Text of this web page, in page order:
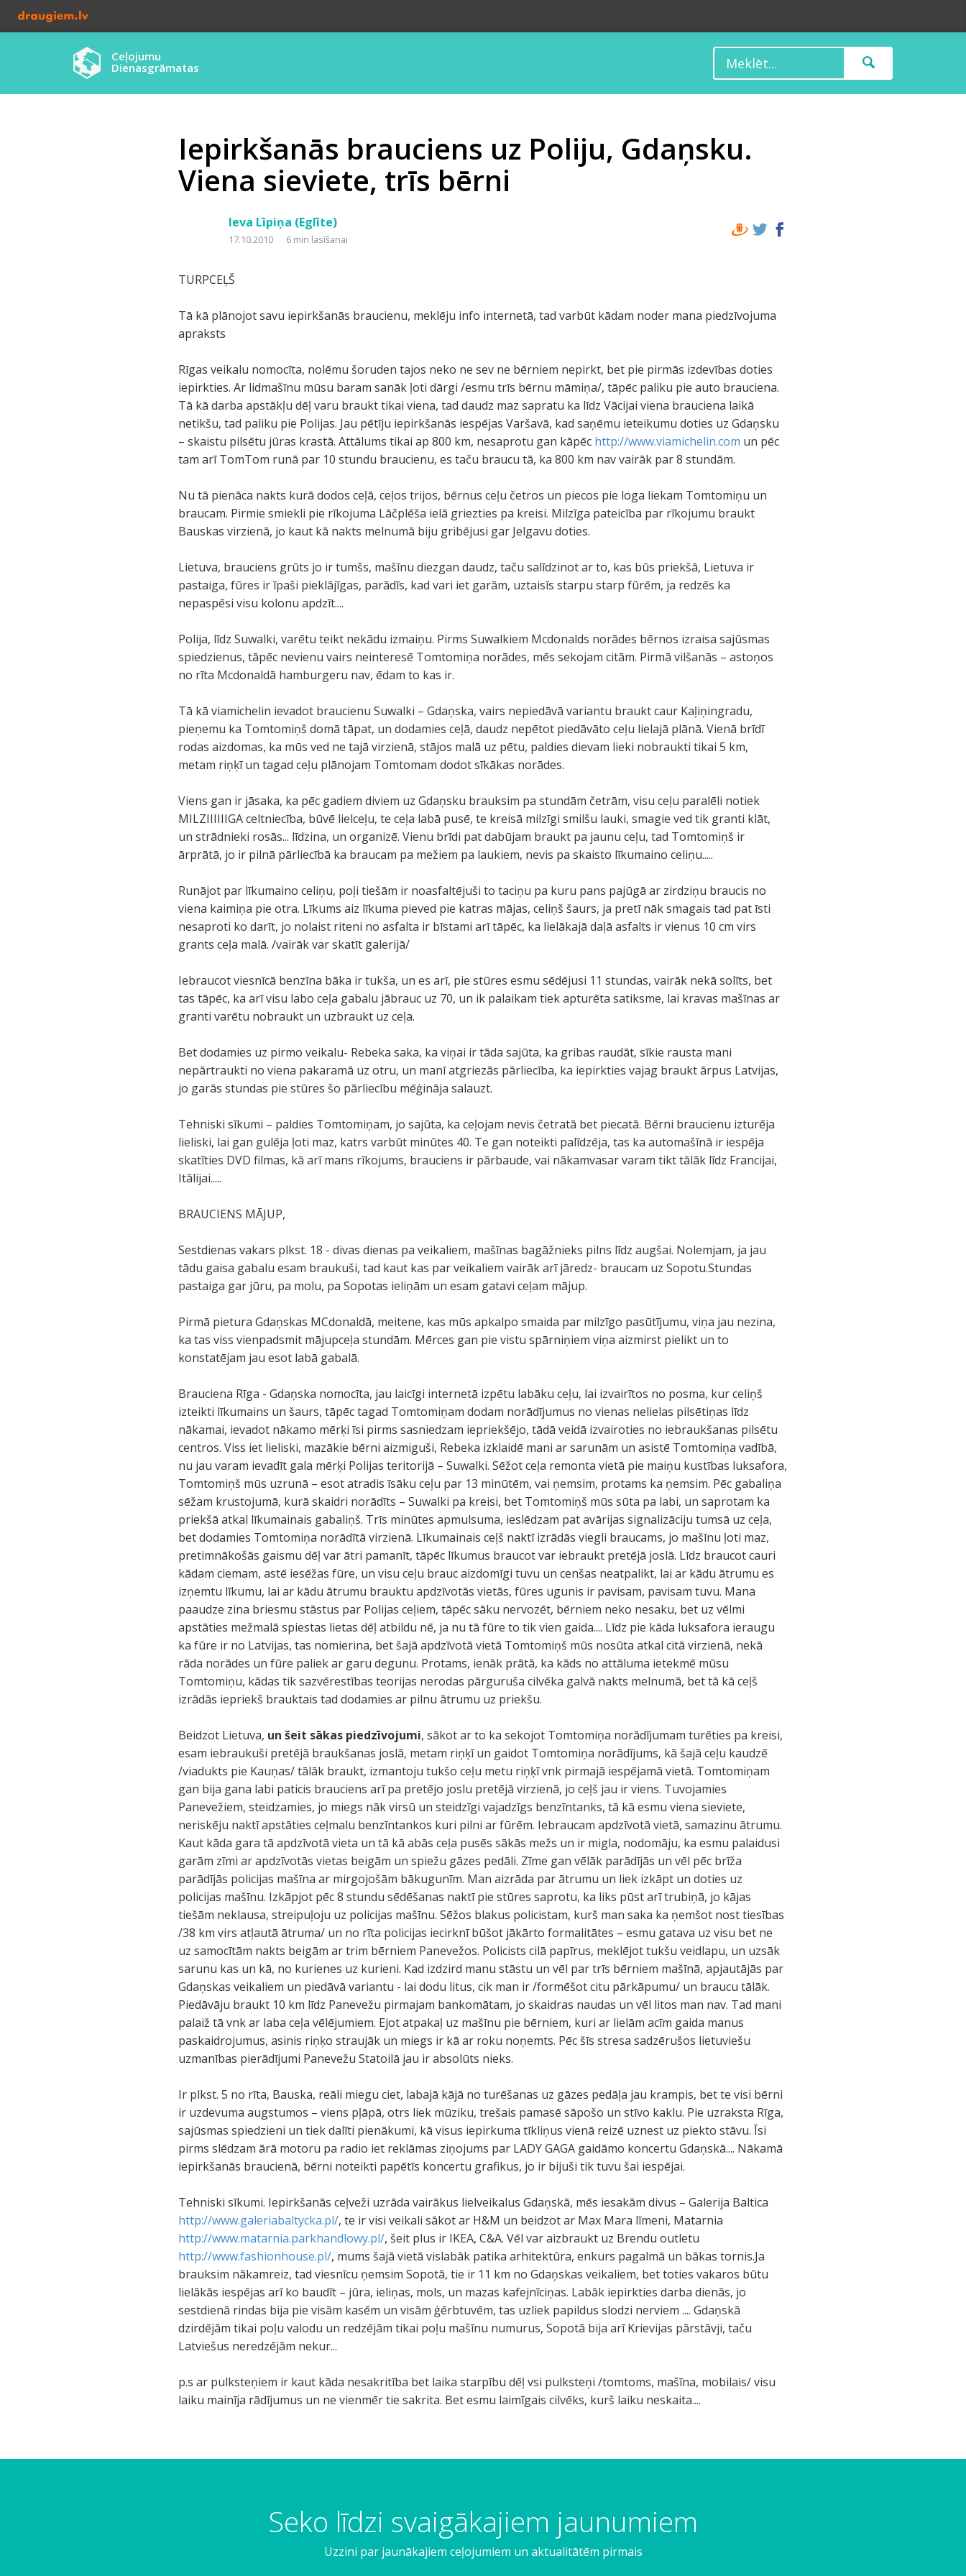
Ceļojumu
Dienasgrāmatas
Iepirkšanās brauciens uz Poliju, Gdaņsku.
Viena sieviete, trīs bērni
Ieva Līpiņa (Eglīte)
17.10.2010 6 min lasīšanai
TURPCEĻŠ
Tā kā plānojot savu iepirkšanās braucienu, meklēju info internetā, tad varbūt kādam noder mana piedzīvojuma
apraksts
Rīgas veikalu nomocīta, nolēmu šoruden tajos neko ne sev ne bērniem nepirkt, bet pie pirmās izdevības doties
iepirkties. Ar lidmašīnu mūsu baram sanāk ļoti dārgi /esmu trīs bērnu māmiņa/, tāpēc paliku pie auto brauciena.
Tā kā darba apstākļu dēļ varu braukt tikai viena, tad daudz maz sapratu ka līdz Vācijai viena brauciena laikā
netikšu, tad paliku pie Polijas. Jau pētīju iepirkšanās iespējas Varšavā, kad saņēmu ieteikumu doties uz Gdaņsku
– skaistu pilsētu jūras krastā. Attālums tikai ap 800 km, nesaprotu gan kāpēc http://www.viamichelin.com un pēc
tam arī TomTom runā par 10 stundu braucienu, es taču braucu tā, ka 800 km nav vairāk par 8 stundām.
Nu tā pienāca nakts kurā dodos ceļā, ceļos trijos, bērnus ceļu četros un piecos pie loga liekam Tomtomiņu un
braucam. Pirmie smiekli pie rīkojuma Lāčplēša ielā griezties pa kreisi. Milzīga pateicība par rīkojumu braukt
Bauskas virzienā, jo kaut kā nakts melnumā biju gribējusi gar Jelgavu doties.
Lietuva, brauciens grūts jo ir tumšs, mašīnu diezgan daudz, taču salīdzinot ar to, kas būs priekšā, Lietuva ir
pastaiga, fūres ir īpaši pieklājīgas, parādīs, kad vari iet garām, uztaisīs starpu starp fūrēm, ja redzēs ka
nepaspēsi visu kolonu apdzīt....
Polija, līdz Suwalki, varētu teikt nekādu izmaiņu. Pirms Suwalkiem Mcdonalds norādes bērnos izraisa sajūsmas
spiedzienus, tāpēc nevienu vairs neinteresē Tomtomiņa norādes, mēs sekojam citām. Pirmā vilšanās – astoņos
no rīta Mcdonaldā hamburgeru nav, ēdam to kas ir.
Tā kā viamichelin ievadot braucienu Suwalki – Gdaņska, vairs nepiedāvā variantu braukt caur Kaļiņingradu,
pieņemu ka Tomtomiņš domā tāpat, un dodamies ceļā, daudz nepētot piedāvāto ceļu lielajā plānā. Vienā brīdī
rodas aizdomas, ka mūs ved ne tajā virzienā, stājos malā uz pētu, paldies dievam lieki nobraukti tikai 5 km,
metam riņķī un tagad ceļu plānojam Tomtomam dodot sīkākas norādes.
Viens gan ir jāsaka, ka pēc gadiem diviem uz Gdaņsku brauksim pa stundām četrām, visu ceļu paralēli notiek
MILZIIIIIIGA celtniecība, būvē lielceļu, te ceļa labā pusē, te kreisā milzīgi smilšu lauki, smagie ved tik granti klāt,
un strādnieki rosās... līdzina, un organizē. Vienu brīdi pat dabūjam braukt pa jaunu ceļu, tad Tomtomiņš ir
ārprātā, jo ir pilnā pārliecībā ka braucam pa mežiem pa laukiem, nevis pa skaisto līkumaino celiņu.....
Runājot par līkumaino celiņu, poļi tiešām ir noasfaltējuši to taciņu pa kuru pans pajūgā ar zirdziņu braucis no
viena kaimiņa pie otra. Līkums aiz līkuma pieved pie katras mājas, celiņš šaurs, ja pretī nāk smagais tad pat īsti
nesaproti ko darīt, jo nolaist riteni no asfalta ir bīstami arī tāpēc, ka lielākajā daļā asfalts ir vienus 10 cm virs
grants ceļa malā. /vairāk var skatīt galerijā/
Iebraucot viesnīcā benzīna bāka ir tukša, un es arī, pie stūres esmu sēdējusi 11 stundas, vairāk nekā solīts, bet
tas tāpēc, ka arī visu labo ceļa gabalu jābrauc uz 70, un ik palaikam tiek apturēta satiksme, lai kravas mašīnas ar
granti varētu nobraukt un uzbraukt uz ceļa.
Bet dodamies uz pirmo veikalu- Rebeka saka, ka viņai ir tāda sajūta, ka gribas raudāt, sīkie rausta mani
nepārtraukti no viena pakaramā uz otru, un manī atgriezās pārliecība, ka iepirkties vajag braukt ārpus Latvijas,
jo garās stundas pie stūres šo pārliecību mēģināja salauzt.
Tehniski sīkumi – paldies Tomtomiņam, jo sajūta, ka ceļojam nevis četratā bet piecatā. Bērni braucienu izturēja
lieliski, lai gan gulēja ļoti maz, katrs varbūt minūtes 40. Te gan noteikti palīdzēja, tas ka automašīnā ir iespēja
skatīties DVD filmas, kā arī mans rīkojums, brauciens ir pārbaude, vai nākamvasar varam tikt tālāk līdz Francijai,
Itālijai.....
BRAUCIENS MĀJUP,
Sestdienas vakars plkst. 18 - divas dienas pa veikaliem, mašīnas bagāžnieks pilns līdz augšai. Nolemjam, ja jau
tādu gaisa gabalu esam braukuši, tad kaut kas par veikaliem vairāk arī jāredz- braucam uz Sopotu.Stundas
pastaiga gar jūru, pa molu, pa Sopotas ieliņām un esam gatavi ceļam mājup.
Pirmā pietura Gdaņskas MCdonaldā, meitene, kas mūs apkalpo smaida par milzīgo pasūtījumu, viņa jau nezina,
ka tas viss vienpadsmit mājupceļa stundām. Mērces gan pie vistu spārniņiem viņa aizmirst pielikt un to
konstatējam jau esot labā gabalā.
Brauciena Rīga - Gdaņska nomocīta, jau laicīgi internetā izpētu labāku ceļu, lai izvairītos no posma, kur celiņš
izteikti līkumains un šaurs, tāpēc tagad Tomtomiņam dodam norādījumus no vienas nelielas pilsētiņas līdz
nākamai, ievadot nākamo mērķi īsi pirms sasniedzam iepriekšējo, tādā veidā izvairoties no iebraukšanas pilsētu
centros. Viss iet lieliski, mazākie bērni aizmiguši, Rebeka izklaidē mani ar sarunām un asistē Tomtomiņa vadībā,
nu jau varam ievadīt gala mērķi Polijas teritorijā – Suwalki. Sēžot ceļa remonta vietā pie maiņu kustības luksafora,
Tomtomiņš mūs uzrunā – esot atradis īsāku ceļu par 13 minūtēm, vai ņemsim, protams ka ņemsim. Pēc gabaliņa
sēžam krustojumā, kurā skaidri norādīts – Suwalki pa kreisi, bet Tomtomiņš mūs sūta pa labi, un saprotam ka
priekšā atkal līkumainais gabaliņš. Trīs minūtes apmulsuma, ieslēdzam pat avārijas signalizāciju tumsā uz ceļa,
bet dodamies Tomtomiņa norādītā virzienā. Līkumainais ceļš naktī izrādās viegli braucams, jo mašīnu ļoti maz,
pretimnākošās gaismu dēļ var ātri pamanīt, tāpēc līkumus braucot var iebraukt pretējā joslā. Līdz braucot cauri
kādam ciemam, astē iesēžas fūre, un visu ceļu brauc aizdomīgi tuvu un cenšas neatpalikt, lai ar kādu ātrumu es
izņemtu līkumu, lai ar kādu ātrumu brauktu apdzīvotās vietās, fūres ugunis ir pavisam, pavisam tuvu. Mana
paaudze zina briesmu stāstus par Polijas ceļiem, tāpēc sāku nervozēt, bērniem neko nesaku, bet uz vēlmi
apstāties mežmalā spiestas lietas dēļ atbildu nē, ja nu tā fūre to tik vien gaida.... Līdz pie kāda luksafora ieraugu
ka fūre ir no Latvijas, tas nomierina, bet šajā apdzīvotā vietā Tomtomiņš mūs nosūta atkal citā virzienā, nekā
rāda norādes un fūre paliek ar garu degunu. Protams, ienāk prātā, ka kāds no attāluma ietekmē mūsu
Tomtomiņu, kādas tik sazvērestības teorijas nerodas pārguruša cilvēka galvā nakts melnumā, bet tā kā ceļš
izrādās iepriekš brauktais tad dodamies ar pilnu ātrumu uz priekšu.
Beidzot Lietuva, un šeit sākas piedzīvojumi, sākot ar to ka sekojot Tomtomiņa norādījumam turēties pa kreisi,
esam iebraukuši pretējā braukšanas joslā, metam riņķī un gaidot Tomtomiņa norādījums, kā šajā ceļu kaudzē
/viadukts pie Kauņas/ tālāk braukt, izmantoju tukšo ceļu metu riņķī vnk pirmajā iespējamā vietā. Tomtomiņam
gan bija gana labi paticis brauciens arī pa pretējo joslu pretējā virzienā, jo ceļš jau ir viens. Tuvojamies
Panevežiem, steidzamies, jo miegs nāk virsū un steidzīgi vajadzīgs benzīntanks, tā kā esmu viena sieviete,
neriskēju naktī apstāties ceļmalu benzīntankos kuri pilni ar fūrēm. Iebraucam apdzīvotā vietā, samazinu ātrumu.
Kaut kāda gara tā apdzīvotā vieta un tā kā abās ceļa pusēs sākās mežs un ir migla, nodomāju, ka esmu palaidusi
garām zīmi ar apdzīvotās vietas beigām un spiežu gāzes pedāli. Zīme gan vēlāk parādījās un vēl pēc brīža
parādījās policijas mašīna ar mirgojošām bākugunīm. Man aizrāda par ātrumu un liek izkāpt un doties uz
policijas mašīnu. Izkāpjot pēc 8 stundu sēdēšanas naktī pie stūres saprotu, ka liks pūst arī trubiņā, jo kājas
tiešām neklausa, streipuļoju uz policijas mašīnu. Sēžos blakus policistam, kurš man saka ka ņemšot nost tiesības
/38 km virs atļautā ātruma/ un no rīta policijas iecirknī būšot jākārto formalitātes – esmu gatava uz visu bet ne
uz samocītām nakts beigām ar trim bērniem Panevežos. Policists cilā papīrus, meklējot tukšu veidlapu, un uzsāk
sarunu kas un kā, no kurienes uz kurieni. Kad izdzird manu stāstu un vēl par trīs bērniem mašīnā, apjautājās par
Gdaņskas veikaliem un piedāvā variantu - lai dodu litus, cik man ir /formēšot citu pārkāpumu/ un braucu tālāk.
Piedāvāju braukt 10 km līdz Panevežu pirmajam bankomātam, jo skaidras naudas un vēl litos man nav. Tad mani
palaiž tā vnk ar laba ceļa vēlējumiem. Ejot atpakaļ uz mašīnu pie bērniem, kuri ar lielām acīm gaida manus
paskaidrojumus, asinis riņķo straujāk un miegs ir kā ar roku noņemts. Pēc šīs stresa sadzērušos lietuviešu
uzmanības pierādījumi Panevežu Statoilā jau ir absolūts nieks.
Ir plkst. 5 no rīta, Bauska, reāli miegu ciet, labajā kājā no turēšanas uz gāzes pedāļa jau krampis, bet te visi bērni
ir uzdevuma augstumos – viens pļāpā, otrs liek mūziku, trešais pamasē sāpošo un stīvo kaklu. Pie uzraksta Rīga,
sajūsmas spiedzieni un tiek dalīti pienākumi, kā visus iepirkuma tīkliņus vienā reizē uznest uz piekto stāvu. Īsi
pirms slēdzam ārā motoru pa radio iet reklāmas ziņojums par LADY GAGA gaidāmo koncertu Gdaņskā.... Nākamā
iepirkšanās braucienā, bērni noteikti papētīs koncertu grafikus, jo ir bijuši tik tuvu šai iespējai.
Tehniski sīkumi. Iepirkšanās ceļveži uzrāda vairākus lielveikalus Gdaņskā, mēs iesakām divus – Galerija Baltica
http://www.galeriabaltycka.pl/, te ir visi veikali sākot ar H&M un beidzot ar Max Mara līmeni, Matarnia
http://www.matarnia.parkhandlowy.pl/, šeit plus ir IKEA, C&A. Vēl var aizbraukt uz Brendu outletu
http://www.fashionhouse.pl/, mums šajā vietā vislabāk patika arhitektūra, enkurs pagalmā un bākas tornis.Ja
brauksim nākamreiz, tad viesnīcu ņemsim Sopotā, tie ir 11 km no Gdaņskas veikaliem, bet toties vakaros būtu
lielākās iespējas arī ko baudīt – jūra, ieliņas, mols, un mazas kafejnīciņas. Labāk iepirkties darba dienās, jo
sestdienā rindas bija pie visām kasēm un visām ģērbtuvēm, tas uzliek papildus slodzi nerviem .... Gdaņskā
dzirdējām tikai poļu valodu un redzējām tikai poļu mašīnu numurus, Sopotā bija arī Krievijas pārstāvji, taču
Latviešus neredzējām nekur...
p.s ar pulksteņiem ir kaut kāda nesakritība bet laika starpību dēļ vsi pulksteņi /tomtoms, mašīna, mobilais/ visu
laiku mainīja rādījumus un ne vienmēr tie sakrita. Bet esmu laimīgais cilvēks, kurš laiku neskaita....
Seko līdzi svaigākajiem jaunumiem
Uzzini par jaunākajiem ceļojumiem un aktualitātēm pirmais